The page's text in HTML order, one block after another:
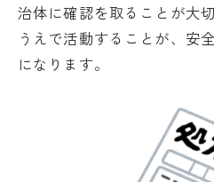
治体に確認を取ることが大
うえで活動することが、安
になります。